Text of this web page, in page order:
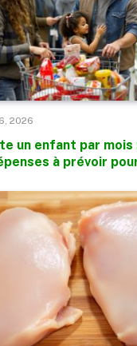
2026
un enfant par mois
à prévoir